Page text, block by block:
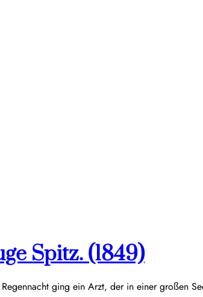
Spitz. (1849)
ging ein Arzt, der in einer großen